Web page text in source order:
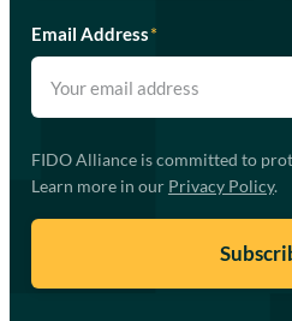
Email Address*
FIDO Alliance is committed to
Learn more in our Privacy Policy.